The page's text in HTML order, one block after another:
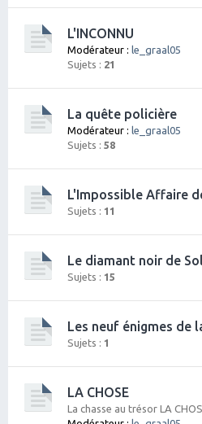
L'INCONNU
Modérateur : le_graal05
Sujets : 21
La quête policière
Modérateur : le_graal05
Sujets : 58
L'Impossible Affaire
Sujets : 11
Le diamant noir de
Sujets : 15
Les neuf énigmes de
Sujets : 1
LA CHOSE
La chasse au trésor LA